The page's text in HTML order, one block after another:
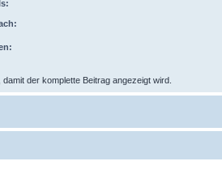
der komplette Beitrag angezeigt wird.